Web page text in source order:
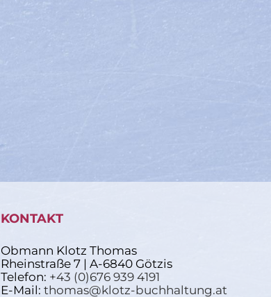
KONTAKT
Obmann Klotz Thomas
Rheinstraße 7 | A-6840 Götzis
Telefon: +43 (0)676 939 4191
E-Mail: thomas@klotz-buchhaltung.at